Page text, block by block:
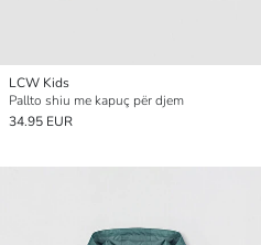
LCW Kids
Pallto shiu me kapuç për djem
34.95 EUR